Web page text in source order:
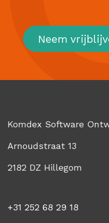
Neem
Komdex Software
Arnoudstraat 13
2182 DZ Hillegom
+31 252 68 29 18